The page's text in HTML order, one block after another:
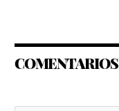
COMENTARIOS